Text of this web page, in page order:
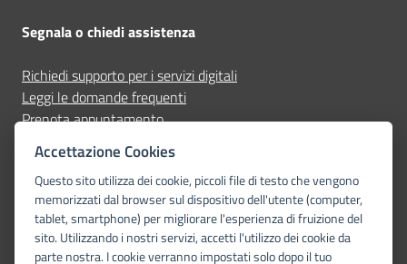
Segnala o chiedi assistenza
Richiedi supporto per i servizi digitali
Leggi le domande frequenti
Prenota appuntamento
Segnala disservizio
Seguici su
facebookinstagram
youtubetelegram-plane
whatsapp
Accettazione Cookies
Questo sito utilizza dei cookie, piccoli file di testo che vengono
memorizzati dal browser sul dispositivo dell'utente (computer,
tablet, smartphone) per migliorare l'esperienza di fruizione del
sito. Utilizzando i nostri servizi, accetti l'utilizzo dei cookie da
parte nostra. I cookie verranno impostati solo dopo il tuo